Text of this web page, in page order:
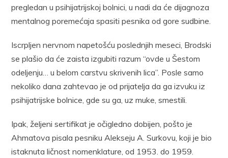
pregledan u psihijatrijskoj bolnici, u nadi da će dijagnoza
mentalnog poremećaja spasiti pesnika od gore sudbine.
Iscrpljen nervnom napetošću poslednjih meseci, Brodski
se plašio da će zaista izgubiti razum “ovde u Šestom
odeljenju… u belom carstvu skrivenih lica”. Posle samo
nekoliko dana zahtevao je od prijatelja da ga izvuku iz
psihijatrijske bolnice, gde su ga, uz muke, smestili.
Ipak, željeni sertifikat je očigledno dobijen, pošto je
Ahmatova pisala pesniku Alekseju A. Surkovu, koji je bio
istaknuta ličnost nomenklature, od 1953. do 1959.